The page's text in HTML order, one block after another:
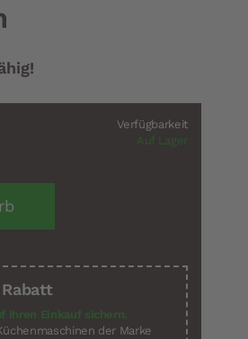
Verfügbarkeit
Auf Lager
Ihren Einkauf sichern.
der Marke